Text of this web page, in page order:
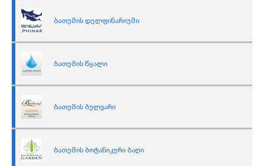
ბათუმის დელფინარიუმი
ბათუმის წყალი
ბათუმის ბულვარი
ბათუმის ბოტანიკური ბაღი